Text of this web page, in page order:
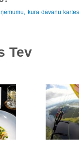
kura dāvanu kartes
Tev